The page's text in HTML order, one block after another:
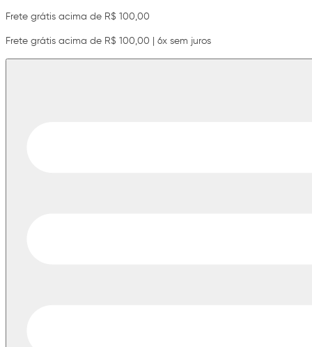
Frete grátis acima de R$ 100,00
Frete grátis acima de R$ 100,00 | 6x sem juros